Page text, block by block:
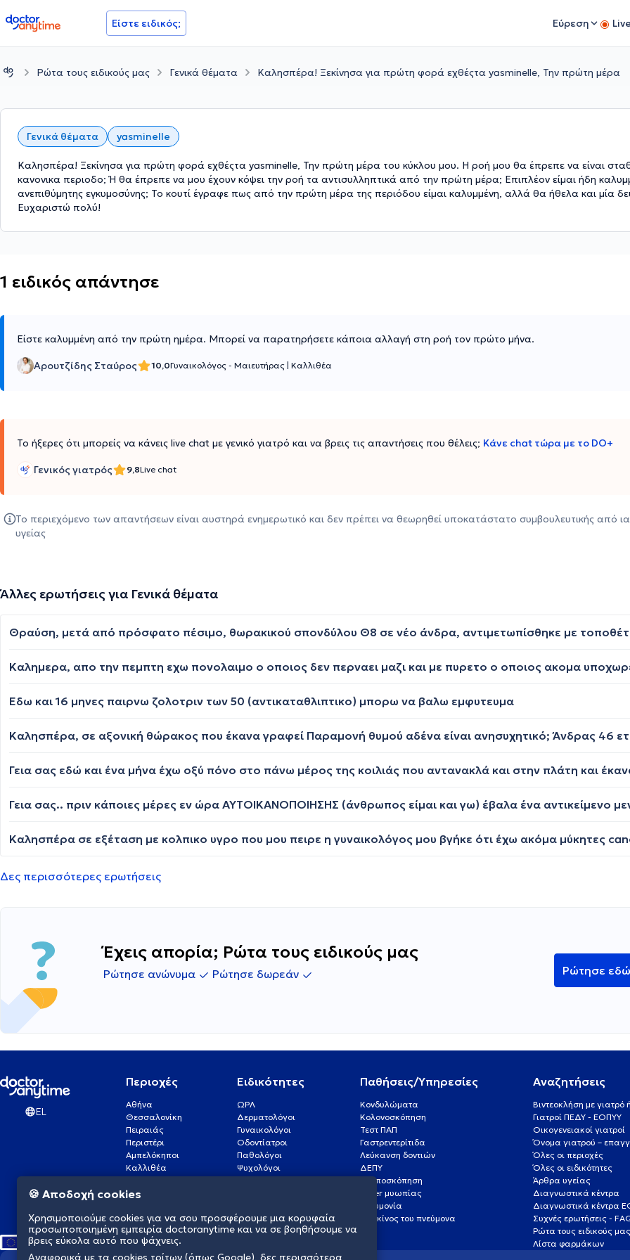
doctoranytime Είστε ειδικός; Εύρεση
Ρώτα τους ειδικούς μας Γενικά θέματα Καλησπέρα! Ξεκίνησα για πρώτη φορά εχθέςτα yasminelle, Την πρώτη μέρα
Γενικά θέματα yasminelle
Καλησπέρα! Ξεκίνησα για πρώτη φορά εχθέςτα yasminelle, Την πρώτη μέρα του κύκλου μου. Η ροή μου θα έπρεπε να είναι
κανονικα περιοδο; Ή θα έπρεπε να μου έχουν κόψει την ροή τα αντισυλληπτικά από την πρώτη μέρα; Επιπλέον είμαι ήδη
ανεπιθύμητης εγκυμοσύνης; Το κουτί έγραφε πως από την πρώτη μέρα της περιόδου είμαι καλυμμένη, αλλά θα ήθελα και μία
Ευχαριστώ πολύ!
1 ειδικός απάντησε
Είστε καλυμμένη από την πρώτη ημέρα. Μπορεί να παρατηρήσετε κάποια αλλαγή στη ροή τον πρώτο μήνα.
Αρουτζίδης Σταύρος 10,0Γυναικολόγος - Μαιευτήρας Καλλιθέα
Το ήξερες ότι μπορείς να κάνεις live chat με γενικό γιατρό και να βρεις τις απαντήσεις που θέλεις; Κάνε chat τώρα με το DO+
Γενικός γιατρός 9,8Live chat
Το περιεχόμενο των απαντήσεων είναι αυστηρά ενημερωτικό και δεν πρέπει να θεωρηθεί υποκατάστατο συμβουλευτικής από
υγείας
Άλλες ερωτήσεις για Γενικά θέματα
Εδω και 16 μηνες παιρνω ζολοτριν των 50 (αντικαταθλιπτικο) μπορω να βαλω εμφυτευμα
Καλησπέρα, σε αξονική θώρακος που έκανα γραφεί Παραμονή θυμού αδένα είναι ανησυχητικό; Άνδρας 46
Δες περισσότερες ερωτήσεις
Έχεις απορία; Ρώτα τους ειδικούς μας
Ρώτησε ανώνυμα Ρώτησε δωρεάν Ρώτησε εδώ
EL
Περιοχές
Αθήνα
Θεσσαλονίκη
Πειραιάς
Περιστέρι
Αμπελόκηποι
Καλλιθέα
Γλυφάδα
Νέα Σμύρνη
Ειδικότητες
ΩΡΛ
Δερματολόγοι
Γυναικολόγοι
Οδοντίατροι
Παθολόγοι
Ψυχολόγοι
Καρδιολόγοι
Παθήσεις/Υπηρεσίες
Κονδυλώματα
Κολονοσκόπηση
Τεστ ΠΑΠ
Γαστρεντερίτιδα
Λεύκανση δοντιών
ΔΕΠΥ
Κολποσκόπηση
Laser μυωπίας
Πνευμονία
Καρκίνος του πνεύμονα
Αναζητήσεις
Βιντεοκλήση με
Γιατροί ΠΕΔΥ - ΕΟΠΥΥ
Οικογενειακοί γιατροί
Όνομα γιατρού –
Όλες οι περιοχές
Όλες οι ειδικότητες
Άρθρα υγείας
Διαγνωστικά κέντρα
Διαγνωστικά κέντρα
Συχνές ερωτήσεις -
Ρώτα τους ειδικούς μας
Λίστα φαρμάκων
🍪 Αποδοχή cookies
Χρησιμοποιούμε cookies για να σου προσφέρουμε μια κορυφαία
προσωποποιημένη εμπειρία doctoranytime και να σε βοηθήσουμε να
βρεις εύκολα αυτό που ψάχνεις.
Αναφορικά με τα cookies τρίτων (όπως Google), δες περισσότερα